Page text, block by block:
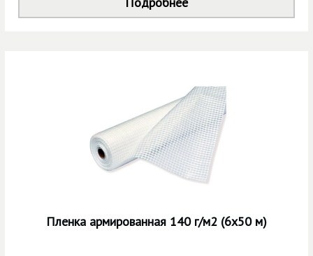
Пленка армированная 140 г/м2 (6х50 м)